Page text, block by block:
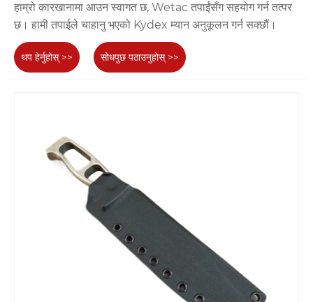
हाम्रो कारखानामा आउन स्वागत छ, Wetac तपाईंसँग सहयोग गर्न तत्पर
छ। हामी तपाईले चाहानु भएको Kydex म्यान अनुकूलन गर्न सक्छौं।
थप हेर्नुहोस् >> सोधपुछ पठाउनुहोस् >>